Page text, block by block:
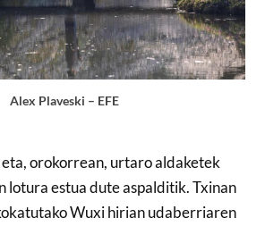
Alex Plaveski – EFE
orokorrean, urtaro aldaketek
lotura estua dute aspalditik. Txinan
Wuxi hirian udaberriaren